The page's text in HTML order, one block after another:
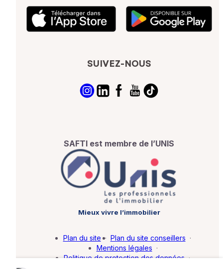
SUIVEZ-NOUS
SAFTI est membre de l’UNIS
Mieux vivre l’immobilier
Plan du site · Plan du site conseillers ·
Mentions légales ·
Politique de protection des données ·